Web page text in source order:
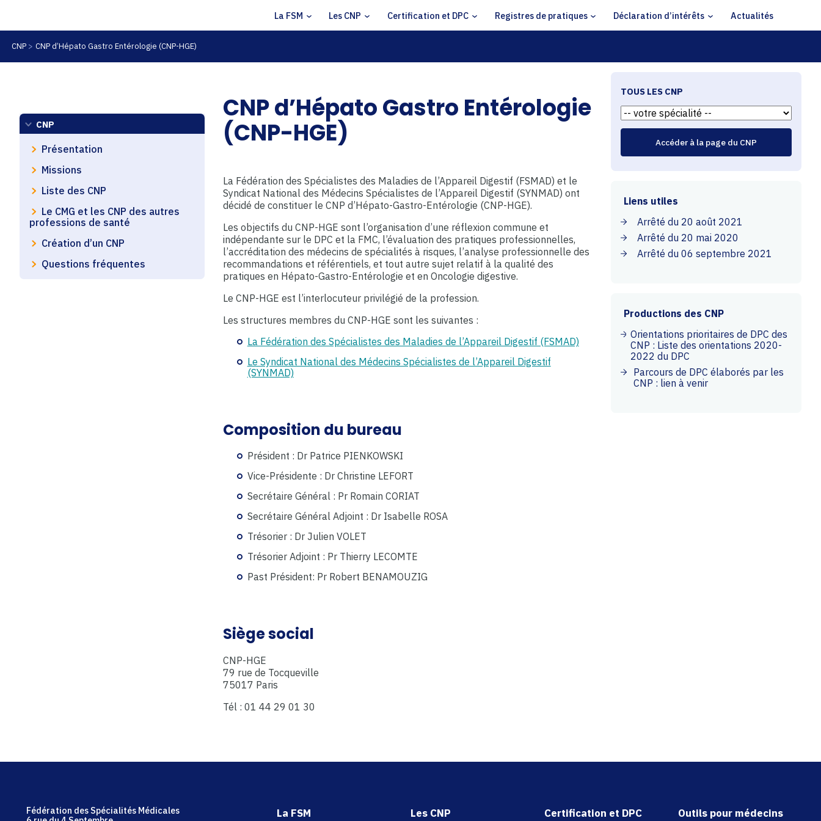
La FSM Les CNP Certification et DPC Registres de pratiques Déclaration d’intérêts Actualités
CNP CNP d’Hépato Gastro Entérologie (CNP-HGE)
CNP
Présentation
Missions
Liste des CNP
Le CMG et les CNP des autres
professions de santé
Création d’un CNP
Questions fréquentes
CNP d’Hépato Gastro Entérologie
(CNP-HGE)
La Fédération des Spécialistes des Maladies de l’Appareil Digestif (FSMAD) et le
Syndicat National des Médecins Spécialistes de l’Appareil Digestif (SYNMAD) ont
décidé de constituer le CNP d’Hépato-Gastro-Entérologie (CNP-HGE).
Les objectifs du CNP-HGE sont l’organisation d’une réflexion commune et
indépendante sur le DPC et la FMC, l’évaluation des pratiques professionnelles,
l’accréditation des médecins de spécialités à risques, l’analyse professionnelle des
recommandations et référentiels, et tout autre sujet relatif à la qualité des
pratiques en Hépato-Gastro-Entérologie et en Oncologie digestive.
Le CNP-HGE est l’interlocuteur privilégié de la profession.
Les structures membres du CNP-HGE sont les suivantes :
La Fédération des Spécialistes des Maladies de l’Appareil Digestif (FSMAD)
Le Syndicat National des Médecins Spécialistes de l’Appareil Digestif
(SYNMAD)
Composition du bureau
Président : Dr Patrice PIENKOWSKI
Vice-Présidente : Dr Christine LEFORT
Secrétaire Général : Pr Romain CORIAT
Secrétaire Général Adjoint : Dr Isabelle ROSA
Trésorier : Dr Julien VOLET
Trésorier Adjoint : Pr Thierry LECOMTE
Past Président: Pr Robert BENAMOUZIG
Siège social
CNP-HGE
79 rue de Tocqueville
75017 Paris
Tél : 01 44 29 01 30
TOUS LES CNP
Liens utiles
Arrêté du 20 août 2021
Arrêté du 20 mai 2020
Arrêté du 06 septembre 2021
Productions des CNP
Orientations prioritaires de DPC des
CNP : Liste des orientations 2020-
2022 du DPC
Parcours de DPC élaborés par les
CNP : lien à venir
Fédération des Spécialités Médicales
La FSM Les CNP Certification et DPC Outils pour médecins